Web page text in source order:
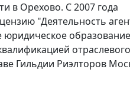
в Орехово. С 2007 года
"Деятельность
отраслевого
Гильдии Риэлторов